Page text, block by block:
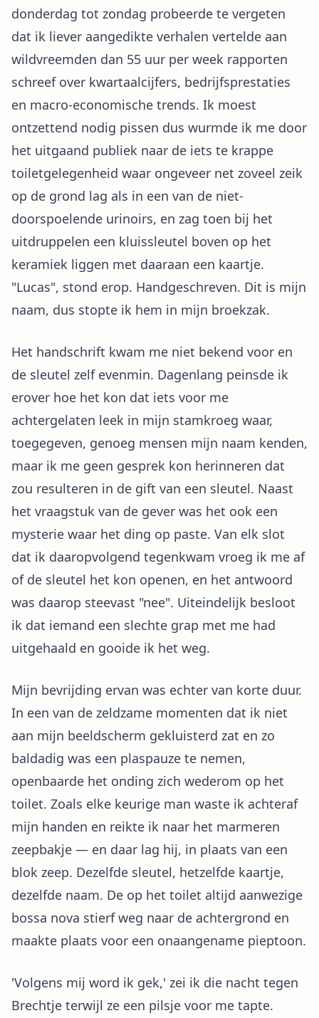
donderdag tot zondag probeerde te vergeten
dat ik liever aangedikte verhalen vertelde aan
wildvreemden dan 55 uur per week rapporten
schreef over kwartaalcijfers, bedrijfsprestaties
en macro-economische trends. Ik moest
ontzettend nodig pissen dus wurmde ik me door
het uitgaand publiek naar de iets te krappe
toiletgelegenheid waar ongeveer net zoveel zeik
op de grond lag als in een van de niet-
doorspoelende urinoirs, en zag toen bij het
uitdruppelen een kluissleutel boven op het
keramiek liggen met daaraan een kaartje.
"Lucas", stond erop. Handgeschreven. Dit is mijn
naam, dus stopte ik hem in mijn broekzak.
Het handschrift kwam me niet bekend voor en
de sleutel zelf evenmin. Dagenlang peinsde ik
erover hoe het kon dat iets voor me
achtergelaten leek in mijn stamkroeg waar,
toegegeven, genoeg mensen mijn naam kenden,
maar ik me geen gesprek kon herinneren dat
zou resulteren in de gift van een sleutel. Naast
het vraagstuk van de gever was het ook een
mysterie waar het ding op paste. Van elk slot
dat ik daaropvolgend tegenkwam vroeg ik me af
of de sleutel het kon openen, en het antwoord
was daarop steevast "nee". Uiteindelijk besloot
ik dat iemand een slechte grap met me had
uitgehaald en gooide ik het weg.
Mijn bevrijding ervan was echter van korte duur.
In een van de zeldzame momenten dat ik niet
aan mijn beeldscherm gekluisterd zat en zo
baldadig was een plaspauze te nemen,
openbaarde het onding zich wederom op het
toilet. Zoals elke keurige man waste ik achteraf
mijn handen en reikte ik naar het marmeren
zeepbakje — en daar lag hij, in plaats van een
blok zeep. Dezelfde sleutel, hetzelfde kaartje,
dezelfde naam. De op het toilet altijd aanwezige
bossa nova stierf weg naar de achtergrond en
maakte plaats voor een onaangename pieptoon.
'Volgens mij word ik gek,' zei ik die nacht tegen
Brechtje terwijl ze een pilsje voor me tapte.